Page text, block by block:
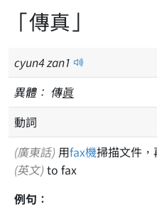
「傳真」
cyun4zan1
異體： 傳眞
動詞
(廣東話) 用fax機掃描文件
(英文) to fax
例句：